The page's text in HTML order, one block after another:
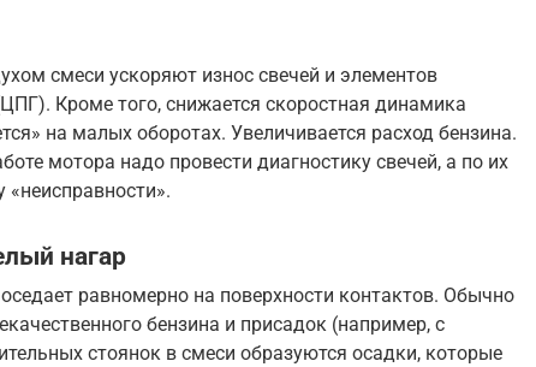
смеси ускоряют износ свечей и элементов
Кроме того, снижается скоростная динамика
на малых оборотах. Увеличивается расход бензина.
мотора надо провести диагностику свечей, а по их
нагар
равномерно на поверхности контактов. Обычно
бензина и присадок (например, с
стоянок в смеси образуются осадки, которые